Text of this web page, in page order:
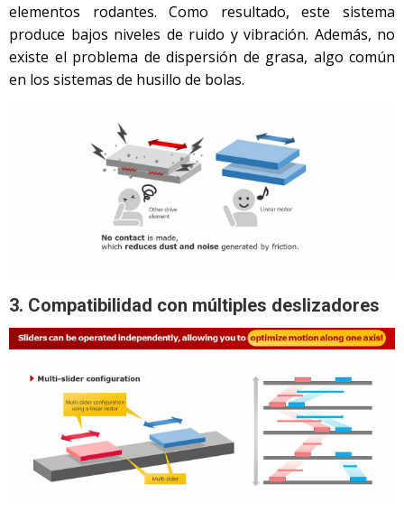
elementos rodantes. Como resultado, este sistema
produce bajos niveles de ruido y vibración. Además, no
existe el problema de dispersión de grasa, algo común
en los sistemas de husillo de bolas.
3. Compatibilidad con múltiples deslizadores